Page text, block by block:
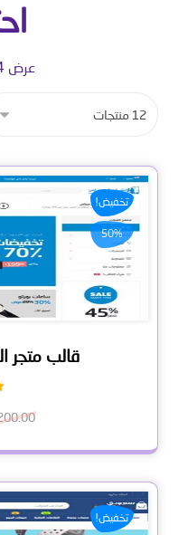
عرض ⁦4⁩ من كل النتائج
تخفيض!
50%
قالب متجر
تخفيض!